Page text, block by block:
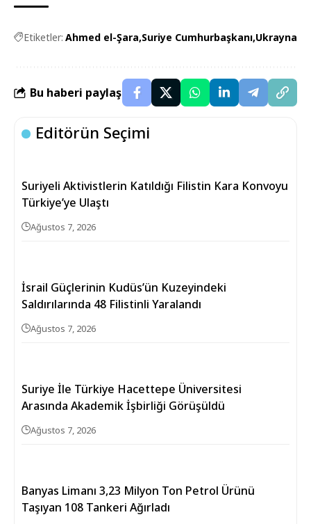
Etiketler: Ahmed el-Şara Suriye Cumhurbaşkanı Ukrayna
Bu haberi paylaş
Editörün Seçimi
Suriyeli Aktivistlerin Katıldığı Filistin Kara Konvoyu
Türkiye’ye Ulaştı
Ağustos 7, 2026
İsrail Güçlerinin Kudüs’ün Kuzeyindeki
Saldırılarında 48 Filistinli Yaralandı
Ağustos 7, 2026
Suriye İle Türkiye Hacettepe Üniversitesi
Arasında Akademik İşbirliği Görüşüldü
Ağustos 7, 2026
Banyas Limanı 3,23 Milyon Ton Petrol Ürünü
Taşıyan 108 Tankeri Ağırladı